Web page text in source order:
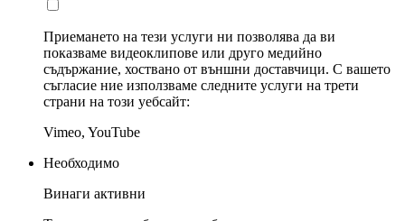
Приемането на тези услуги ни позволява да ви
показваме видеоклипове или друго медийно
съдържание, хоствано от външни доставчици. С вашето
съгласие ние използваме следните услуги на трети
страни на този уебсайт:
Vimeo, YouTube
Необходимо
Винаги активни